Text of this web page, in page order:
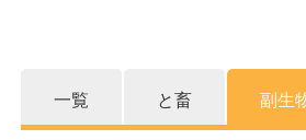
一覧 と畜 副生